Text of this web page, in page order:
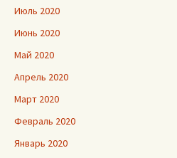
Июль 2020
Июнь 2020
Май 2020
Апрель 2020
Март 2020
Февраль 2020
Январь 2020